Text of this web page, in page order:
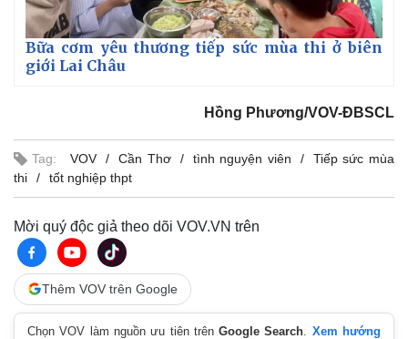
Bữa cơm yêu thương tiếp sức mùa thi ở biên
giới Lai Châu
Hồng Phương/VOV-ĐBSCL
Tag: VOV Cần Thơ tình nguyện viên
Tiếp sức mùa
thi
tốt nghiệp thpt
Mời quý độc giả theo dõi VOV.VN trên
Thêm VOV trên Google
Chọn VOV làm nguồn ưu tiên trênGoogle Search
Xem hướng